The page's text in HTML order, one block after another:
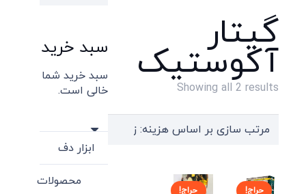
گیتار
آکوستیک
Showing all 2 results
Sorted
price:
low
حراج! حراج!
سبد خرید
سبد خرید شما
خالی است.
ابزار دف
محصولات